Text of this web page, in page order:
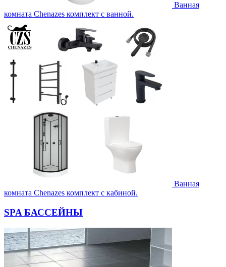
Ванная
комната Chenazes комплект с ванной.
Ванная
комната Chenazes комплект с кабиной.
SPA БАССЕЙНЫ